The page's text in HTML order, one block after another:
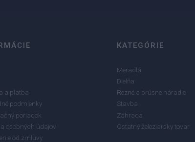
a platba
podmienky
poriadok
osobných údajov
od zmluvy
KATEGÓRIE
Meradlá
Dielňa
Rezné a brúsne náradie
Stavba
Záhrada
Ostatný železiarsky tovar